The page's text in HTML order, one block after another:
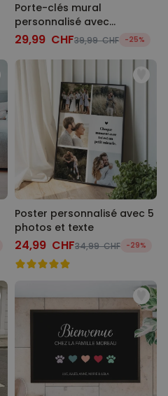
Porte-clés mural
personnalisé avec
monogramme
29,99 CHF39,99 CHF -25%
Poster personnalisé avec 5
photos et texte
24,99 CHF34,99 CHF -29%